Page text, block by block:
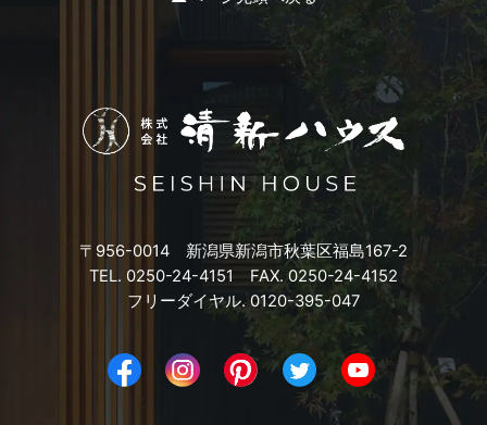
2023年8月
2023年6月
2023年4月
〒956-0014 新潟県新潟市秋葉区福島167-2
TEL. 0250-24-4151 FAX. 0250-24-4152
フリーダイヤル. 0120-395-047